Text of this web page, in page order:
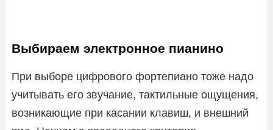
Выбираем электронное пианино
При выборе цифрового фортепиано тоже надо
учитывать его звучание, тактильные ощущения,
возникающие при касании клавиш, и внешний